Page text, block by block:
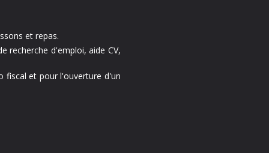
et repas.
recherche d'emploi, aide CV,
fiscal et pour l'ouverture d'un